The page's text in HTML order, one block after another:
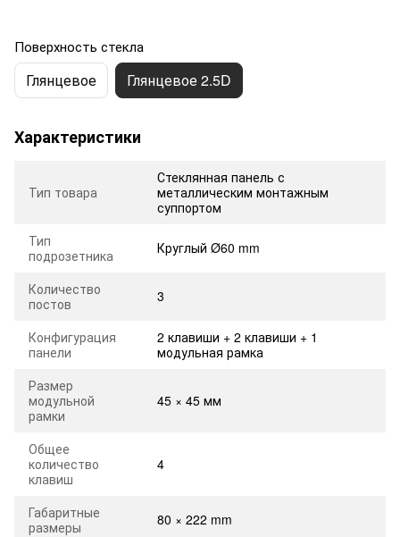
Поверхность стекла
Глянцевое Глянцевое 2.5D
Характеристики
Тип товара
Стеклянная панель с
металлическим монтажным
суппортом
Тип
подрозетника
Круглый Ø60 mm
Количество
постов
3
Конфигурация
панели
2 клавиши + 2 клавиши + 1
модульная рамка
Размер
модульной
рамки
45 × 45 мм
Общее
количество
клавиш
4
Габаритные
размеры
80 × 222 mm